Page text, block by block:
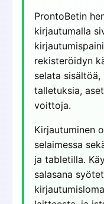
ProntoBetin
kirjautumalla
rekisteröidyn
selata
talletuksia,
voittoja.
Kirjautuminen
selaimessa
ja tabletilla.
salasana